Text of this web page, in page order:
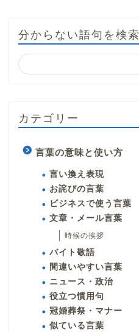
分からない語句を検索
カテゴリー
言葉の意味と使い方
言い換え表現
お詫びの言葉
ビジネスで使う言葉
文章・メール言葉
時候の挨拶
バイト敬語
間違いやすい言葉
ニュース・政治
役立つ慣用句
冠婚葬祭・マナー
似ている言葉